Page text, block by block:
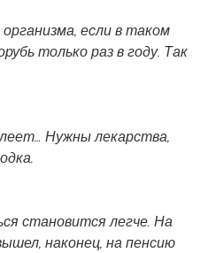
если в таком
только раз в году. Так
Нужны лекарства,
становится легче. На
наконец, на пенсию